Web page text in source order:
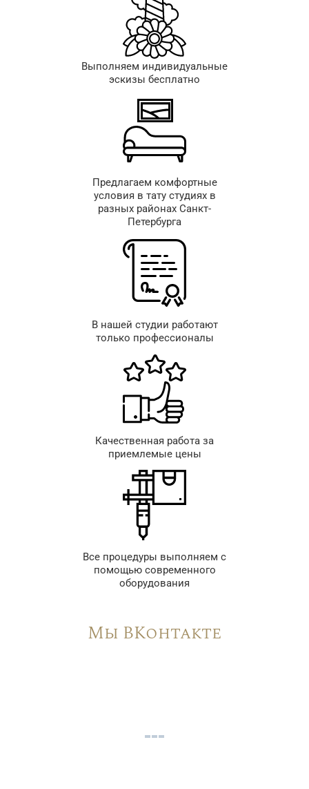
Выполняем индивидуальные
эскизы бесплатно
Предлагаем комфортные
условия в тату студиях в
разных районах Санкт-
Петербурга
В нашей студии работают
только профессионалы
Качественная работа за
приемлемые цены
Все процедуры выполняем с
помощью современного
оборудования
Мы ВКонтакте